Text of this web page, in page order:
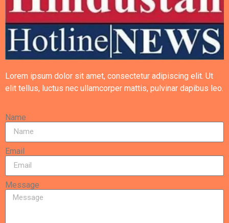
Lorem ipsum dolor sit amet, consectetur adipiscing elit. Ut
elit tellus, luctus nec ullamcorper mattis, pulvinar dapibus leo.
Name
Email
Message